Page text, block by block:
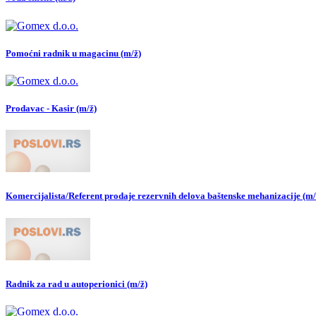
Pomoćni radnik u magacinu (m/ž)
Prodavac - Kasir (m/ž)
Komercijalista/Referent prodaje rezervnih delova baštenske mehanizacije
Radnik za rad u autoperionici (m/ž)